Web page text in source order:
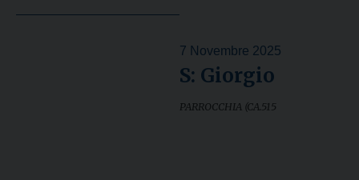
7 Novembre 2025
S: Giorgio
PARROCCHIA (CA.515